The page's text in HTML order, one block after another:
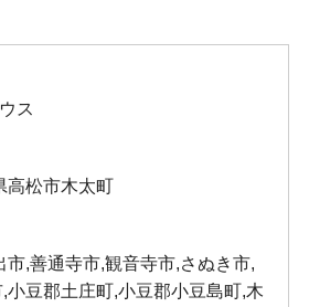
ス
高松市木太町
市,善通寺市,観音寺市,さぬき市,
小豆郡土庄町,小豆郡小豆島町,木